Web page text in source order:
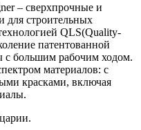
– сверхпрочные и
для строительных
QLS(Quality-
патентованной
с большим рабочим ходом.
материалов: с
красками, включая